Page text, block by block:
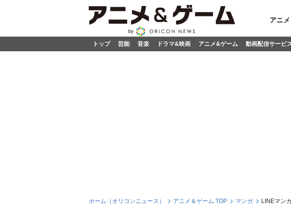
アニ
トップ 芸能 音楽 ドラマ&映画 アニメ&ゲーム 動画配信サービ
ホーム（オリコンニュース） アニメ＆ゲーム TOP マンガ LINEマン